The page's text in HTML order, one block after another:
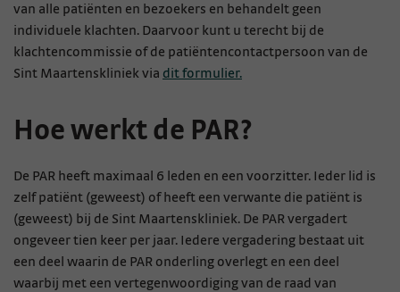
van alle patiënten en bezoekers en behandelt geen
individuele klachten. Daarvoor kunt u terecht bij de
klachtencommissie of de patiëntencontactpersoon van de
Sint Maartenskliniek via dit formulier.
Hoe werkt de PAR?
De PAR heeft maximaal 6 leden en een voorzitter. Ieder lid is
zelf patiënt (geweest) of heeft een verwante die patiënt is
(geweest) bij de Sint Maartenskliniek. De PAR vergadert
ongeveer tien keer per jaar. Iedere vergadering bestaat uit
een deel waarin de PAR onderling overlegt en een deel
waarbij met een vertegenwoordiging van de raad van